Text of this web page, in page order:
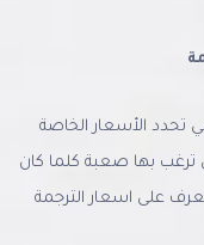
تحدد الأسعار الخاصة
ترغب بها صعبة كلما كان
على اسعار الترجمة